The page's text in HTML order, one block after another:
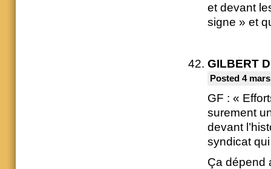
et devant
signe » et
GILBERT
Posted 4
GF : «
surement
devant
syndicat
Ça dépend